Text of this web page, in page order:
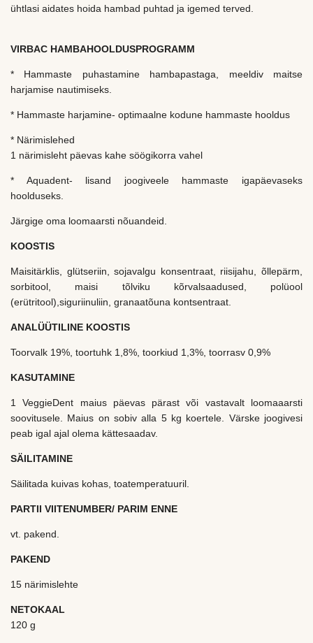
ühtlasi aidates hoida hambad puhtad ja igemed terved.
VIRBAC HAMBAHOOLDUSPROGRAMM
* Hammaste puhastamine hambapastaga, meeldiv maitse
harjamise nautimiseks.
* Hammaste harjamine- optimaalne kodune hammaste hooldus
* Närimislehed
1 närimisleht päevas kahe söögikorra vahel
* Aquadent- lisand joogiveele hammaste igapäevaseks
hoolduseks.
Järgige oma loomaarsti nõuandeid.
KOOSTIS
Maisitärklis, glütseriin, sojavalgu konsentraat, riisijahu, õllepärm,
sorbitool, maisi tõlviku kõrvalsaadused, polüool
(erütritool),siguriinuliin, granaatõuna kontsentraat.
ANALÜÜTILINE KOOSTIS
Toorvalk 19%, toortuhk 1,8%, toorkiud 1,3%, toorrasv 0,9%
KASUTAMINE
1 VeggieDent maius päevas pärast või vastavalt loomaaarsti
soovitusele. Maius on sobiv alla 5 kg koertele. Värske joogivesi
peab igal ajal olema kättesaadav.
SÄILITAMINE
Säilitada kuivas kohas, toatemperatuuril.
PARTII VIITENUMBER/ PARIM ENNE
vt. pakend.
PAKEND
15 närimislehte
NETOKAAL
120 g